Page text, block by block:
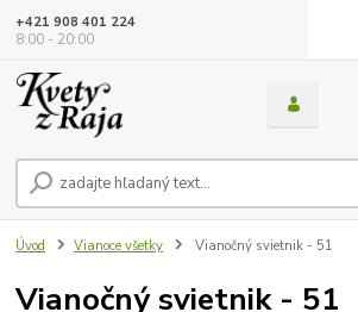
+421 908 401 224
8:00 - 20:00
Úvod Vianoce všetky Vianočný svietnik - 51
Vianočný svietnik - 51